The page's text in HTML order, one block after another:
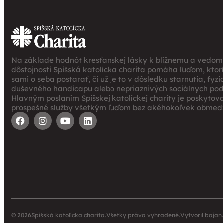
Na základe hodnôt kresťanskej lásky k blížnemu a
dôstojnosti Spišská katolícka charita pomáha ľuďom,
sami o seba postarať, či už je to v dôsledku starnutia,
duševného handicapu alebo nepriaznivých sociálnych
Hlavným poslaním Spišskej katolíckej charity je
prospešné služby všetkým ľuďom bez akéhokoľvek
© 2026Spišská katolícka charita.Všetky práva vyhradené.Vytvoril